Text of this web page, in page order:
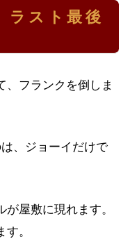
ラスト最後
、フランクを倒しま
、ジョーイだけで
屋敷に現れます。
。